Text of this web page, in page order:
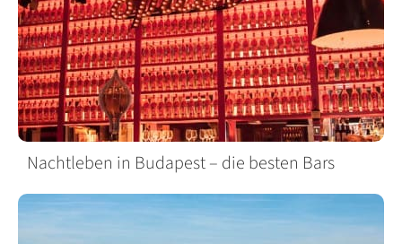
Nachtleben in Budapest – die besten Bars